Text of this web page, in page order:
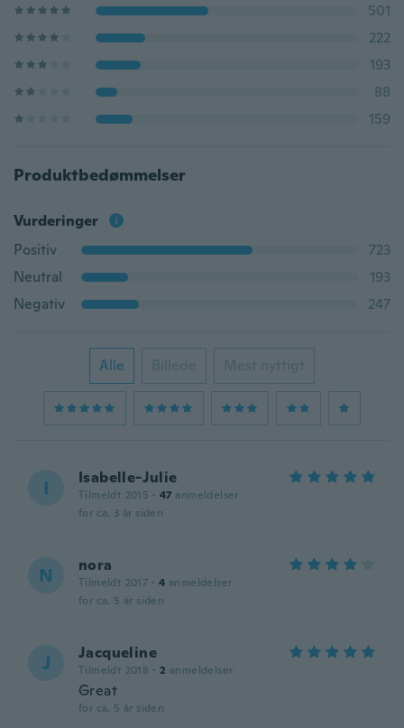
501
222
193
88
159
Produktbedømmelser
Vurderinger
Positiv
723
Neutral
193
Negativ
247
Alle Billede Mest nyttigt
I Isabelle-Julie
Tilmeldt 2015 · 47 anmeldelser
for ca. 3 år siden
N nora
Tilmeldt 2017 · 4 anmeldelser
for ca. 5 år siden
J Jacqueline
Tilmeldt 2018 · 2 anmeldelser
Great
for ca. 5 år siden